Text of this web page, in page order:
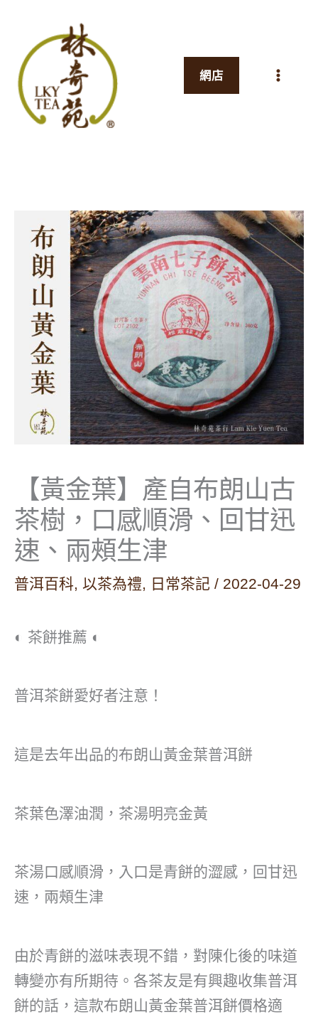
網店
【黃金葉】產自布朗山古
茶樹，口感順滑、回甘迅
速、兩頰生津
普洱百科, 以茶為禮, 日常茶記 / 2022-04-29
◐ 茶餅推薦 ◐
普洱茶餅愛好者注意！
這是去年出品的布朗山黃金葉普洱餅
茶葉色澤油潤，茶湯明亮金黃
茶湯口感順滑，入口是青餅的澀感，回甘迅
速，兩頰生津
由於青餅的滋味表現不錯，對陳化後的味道
轉變亦有所期待。各茶友是有興趣收集普洱
餅的話，這款布朗山黃金葉普洱餅價格適